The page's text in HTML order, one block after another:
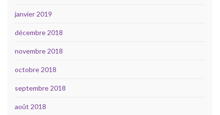
janvier 2019
décembre 2018
novembre 2018
octobre 2018
septembre 2018
août 2018